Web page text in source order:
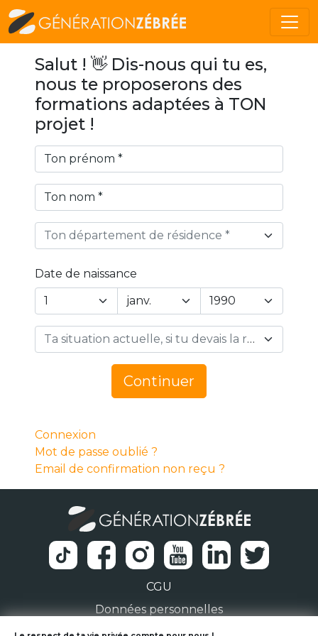
Salut ! 👋 Dis-nous qui tu es,
nous te proposerons des
formations adaptées à TON
projet !
Ton département de résidence *
Date de naissance
Year
Day
Ta situation actuelle, si tu devais la résumer en 1 mot… *
Continuer
Connexion
Mot de passe oublié ?
Email de confirmation non reçu ?
CGU
Données personnelles